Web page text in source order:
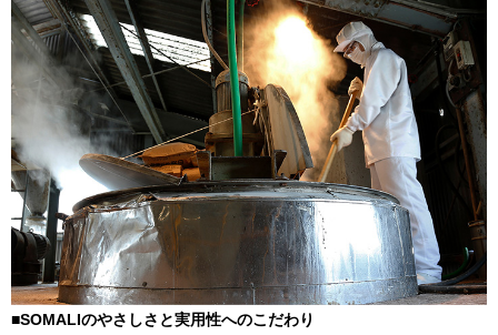
■SOMALIのやさしさと実用性へのこだわり